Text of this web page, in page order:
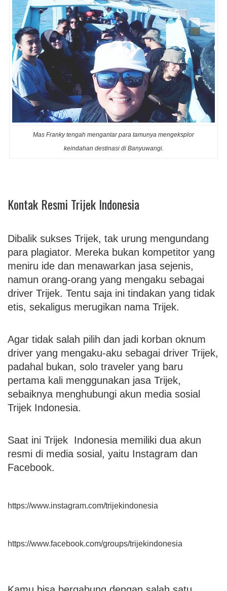
Mas Franky tengah mengantar para tamunya mengeksplor
keindahan destinasi di Banyuwangi.
Kontak Resmi Trijek Indonesia
Dibalik sukses Trijek, tak urung mengundang
para plagiator. Mereka bukan kompetitor yang
meniru ide dan menawarkan jasa sejenis,
namun orang-orang yang mengaku sebagai
driver Trijek. Tentu saja ini tindakan yang tidak
etis, sekaligus merugikan nama Trijek.
Agar tidak salah pilih dan jadi korban oknum
driver yang mengaku-aku sebagai driver Trijek,
padahal bukan, solo traveler yang baru
pertama kali menggunakan jasa Trijek,
sebaiknya menghubungi akun media sosial
Trijek Indonesia.
Saat ini Trijek Indonesia memiliki dua akun
resmi di media sosial, yaitu Instagram dan
Facebook.
https://www.instagram.com/trijekindonesia
https://www.facebook.com/groups/trijekindonesia